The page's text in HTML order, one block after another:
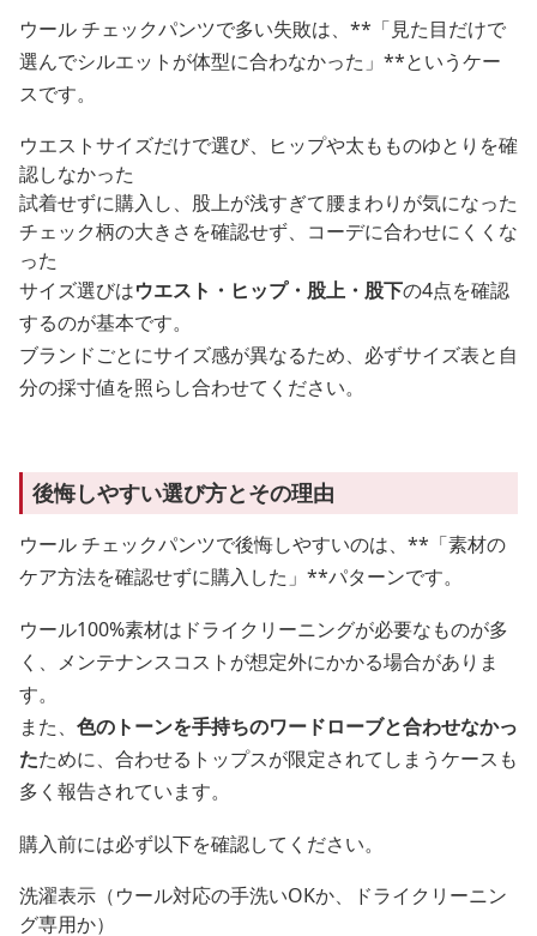
ウール チェックパンツで多い失敗は、**「見た目だけで
選んでシルエットが体型に合わなかった」**というケー
スです。
ウエストサイズだけで選び、ヒップや太もものゆとりを確
認しなかった
試着せずに購入し、股上が浅すぎて腰まわりが気になった
チェック柄の大きさを確認せず、コーデに合わせにくくな
った
サイズ選びはウエスト・ヒップ・股上・股下の4点を確認
するのが基本です。
ブランドごとにサイズ感が異なるため、必ずサイズ表と自
分の採寸値を照らし合わせてください。
後悔しやすい選び方とその理由
ウール チェックパンツで後悔しやすいのは、**「素材の
ケア方法を確認せずに購入した」**パターンです。
ウール100%素材はドライクリーニングが必要なものが多
く、メンテナンスコストが想定外にかかる場合がありま
す。
また、 色のトーンを手持ちのワードローブと合わせなかっ
たために、合わせるトップスが限定されてしまうケースも
多く報告されています。
購入前には必ず以下を確認してください。
洗濯表示（ウール対応の手洗いOKか、ドライクリーニン
グ専用か）